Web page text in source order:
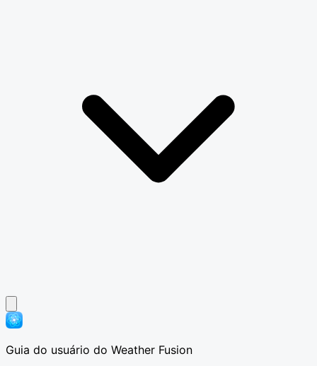
Guia do usuário do Weather Fusion